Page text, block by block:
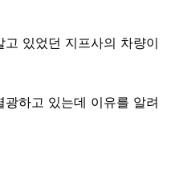
있었던 지프사의 차량이
하고 있는데 이유를 알려